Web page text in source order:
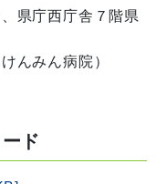
県庁西庁舎７階県
んみん病院）
ド